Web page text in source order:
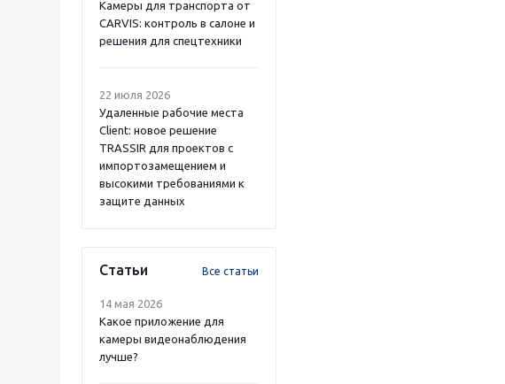
Камеры для транспорта от
CARVIS: контроль в салоне и
решения для спецтехники
22 июля 2026
Удаленные рабочие места
Client: новое решение
TRASSIR для проектов с
импортозамещением и
высокими требованиями к
защите данных
Статьи Все статьи
14 мая 2026
Какое приложение для
камеры видеонаблюдения
лучше?